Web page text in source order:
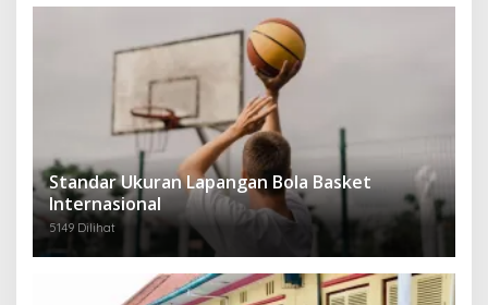
Standar Ukuran Lapangan Bola Basket
Internasional
5149 Dilihat